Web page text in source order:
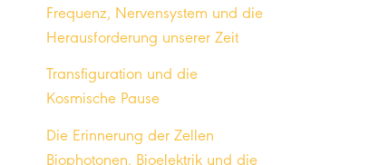
Frequenz, Nervensystem und die
Herausforderung unserer Zeit
Transfiguration und die
Kosmische Pause
Die Erinnerung der Zellen